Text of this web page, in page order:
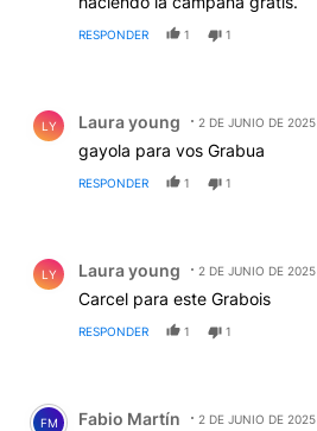
RESPONDER 1 1
LY Laura young 2 DE JUNIO DE 2025
gayola para vos Grabua
RESPONDER 1 1
LY Laura young 2 DE JUNIO DE 2025
Carcel para este Grabois
RESPONDER 1 1
Comentario de Fabio Martín.
FM Fabio Martín 2 DE JUNIO DE 2025